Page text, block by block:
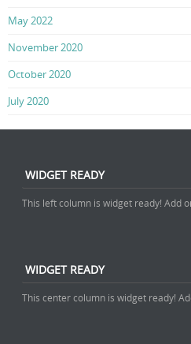
May 2022
November 2020
October 2020
July 2020
WIDGET READY
This left column is widget ready! Add
WIDGET READY
This center column is widget ready!